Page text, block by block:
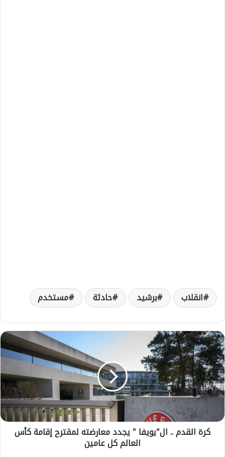
انقلاب برشيد حادثة مستخدم
ك
ر
ة
ا
ل
ق
د
.
كرة القدم .. ال"يويفا " يجدد معارضته لمقترح إقامة كأس
العالم كل عامين